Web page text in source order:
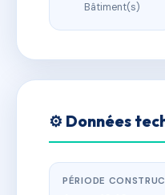
Bâtiment(s)
⚙️ Données
PÉRIODE